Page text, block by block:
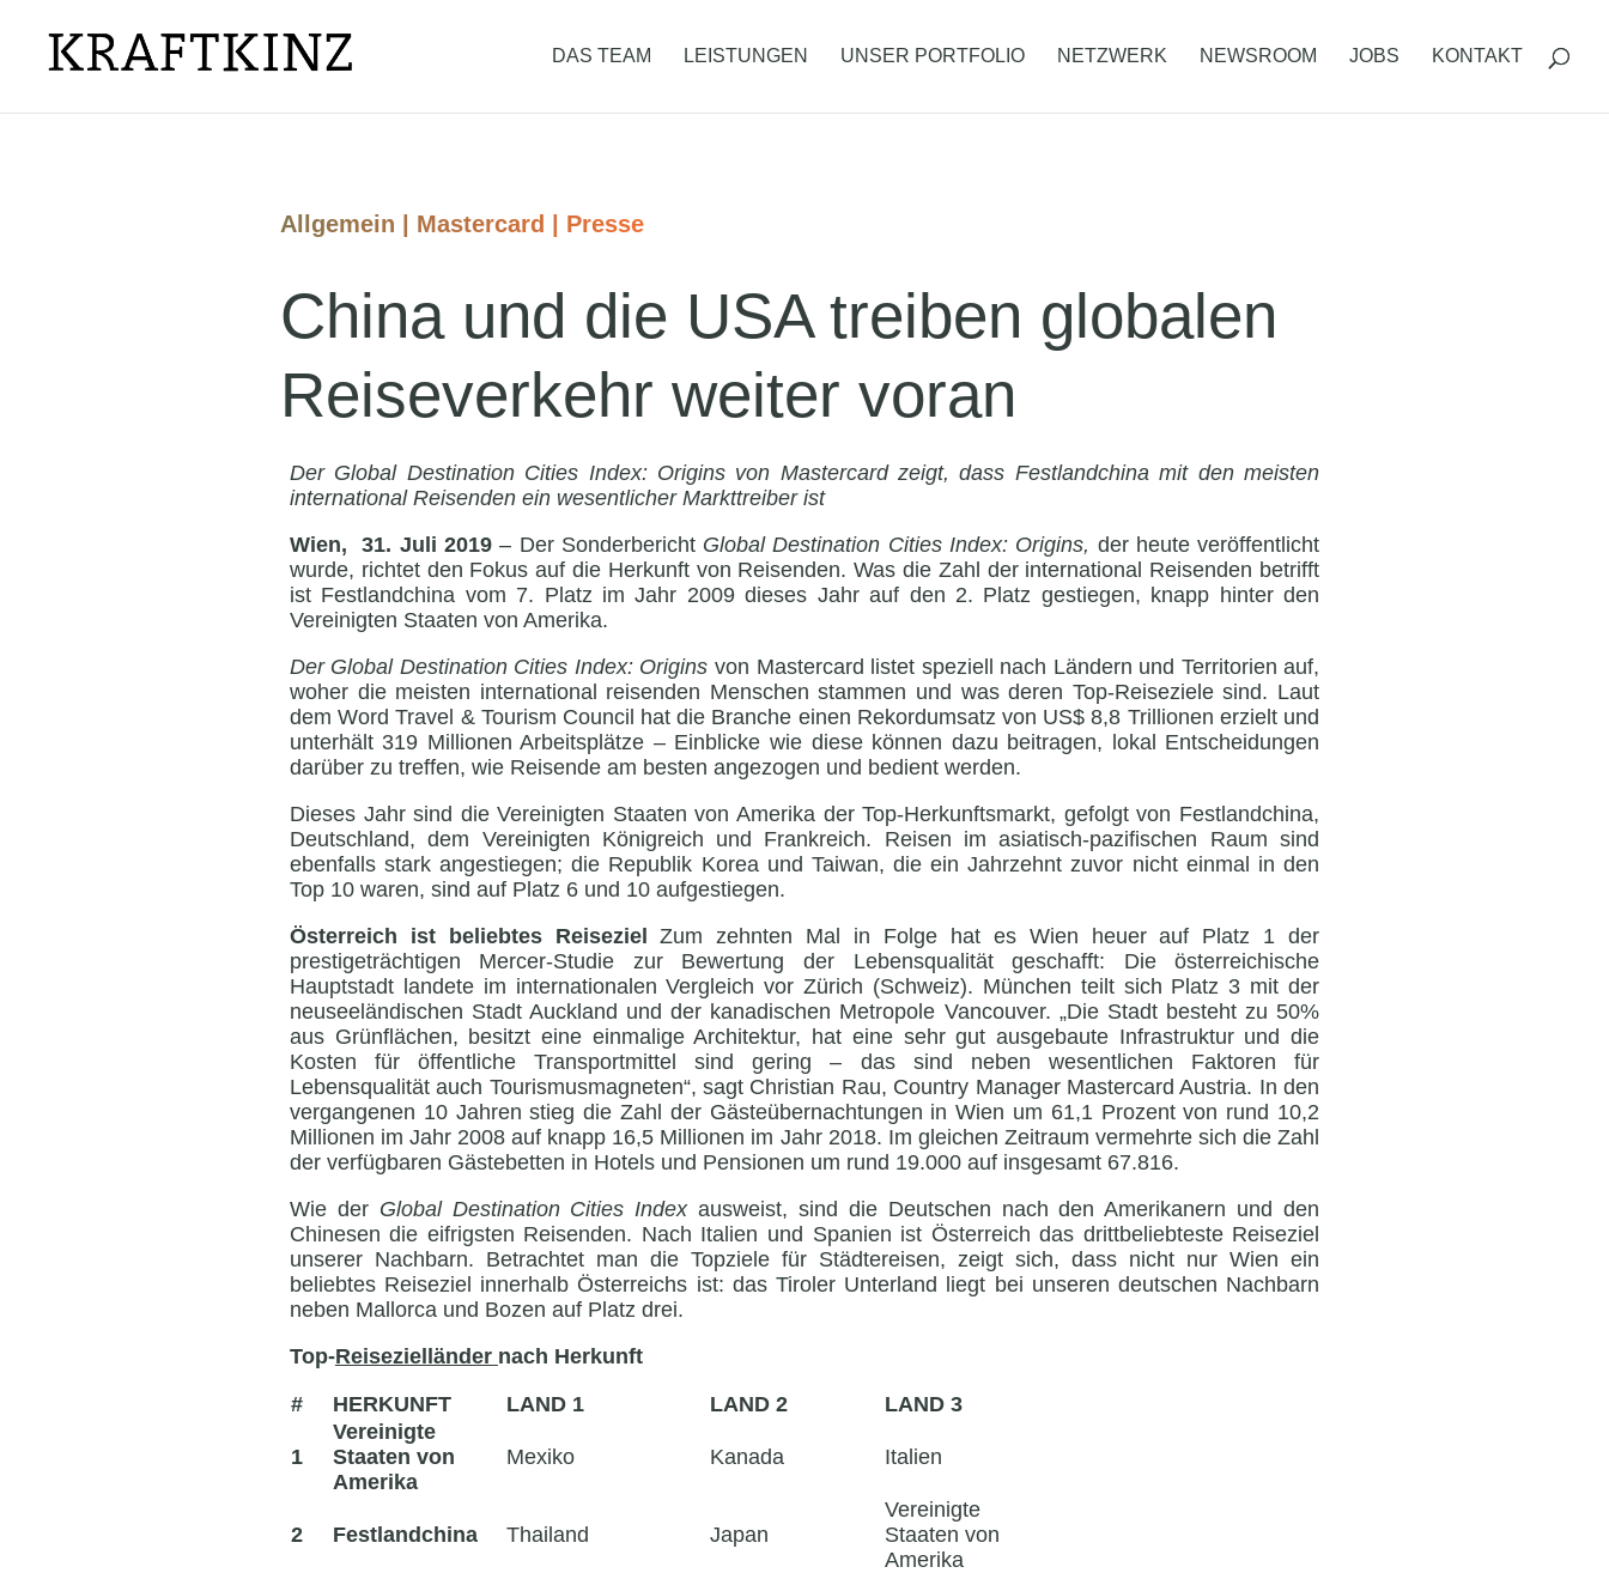
DAS TEAM LEISTUNGEN UNSER PORTFOLIO NETZWERK NEWSROOM JOBS KONTAKT
Allgemein | Mastercard | Presse
China und die USA treiben globalen
Reiseverkehr weiter voran
Der Global Destination Cities Index: Origins von Mastercard zeigt, dass Festlandchina mit den meisten
international Reisenden ein wesentlicher Markttreiber ist
Wien, 31. Juli 2019– Der Sonderbericht Global Destination Cities Index: Origins, der heute veröffentlicht
wurde, richtet den Fokus auf die Herkunft von Reisenden. Was die Zahl der international Reisenden betrifft
ist Festlandchina vom 7. Platz im Jahr 2009 dieses Jahr auf den 2. Platz gestiegen, knapp hinter den
Vereinigten Staaten von Amerika.
Der Global Destination Cities Index: Origins von Mastercard listet speziell nach Ländern und Territorien auf,
woher die meisten international reisenden Menschen stammen und was deren Top-Reiseziele sind. Laut
dem Word Travel & Tourism Council hat die Branche einen Rekordumsatz von US$ 8,8 Trillionen erzielt und
unterhält 319 Millionen Arbeitsplätze – Einblicke wie diese können dazu beitragen, lokal Entscheidungen
darüber zu treffen, wie Reisende am besten angezogen und bedient werden.
Dieses Jahr sind die Vereinigten Staaten von Amerika der Top-Herkunftsmarkt, gefolgt von Festlandchina,
Deutschland, dem Vereinigten Königreich und Frankreich. Reisen im asiatisch-pazifischen Raum sind
ebenfalls stark angestiegen; die Republik Korea und Taiwan, die ein Jahrzehnt zuvor nicht einmal in den
Top 10 waren, sind auf Platz 6 und 10 aufgestiegen.
Österreich ist beliebtes ReisezielZum zehnten Mal in Folge hat es Wien heuer auf Platz 1 der
prestigeträchtigen Mercer-Studie zur Bewertung der Lebensqualität geschafft: Die österreichische
Hauptstadt landete im internationalen Vergleich vor Zürich (Schweiz). München teilt sich Platz 3 mit der
neuseeländischen Stadt Auckland und der kanadischen Metropole Vancouver. „Die Stadt besteht zu 50%
aus Grünflächen, besitzt eine einmalige Architektur, hat eine sehr gut ausgebaute Infrastruktur und die
Kosten für öffentliche Transportmittel sind gering – das sind neben wesentlichen Faktoren für
Lebensqualität auch Tourismusmagneten“, sagt Christian Rau, Country Manager Mastercard Austria. In den
vergangenen 10 Jahren stieg die Zahl der Gästeübernachtungen in Wien um 61,1 Prozent von rund 10,2
Millionen im Jahr 2008 auf knapp 16,5 Millionen im Jahr 2018. Im gleichen Zeitraum vermehrte sich die Zahl
der verfügbaren Gästebetten in Hotels und Pensionen um rund 19.000 auf insgesamt 67.816.
Wie der Global Destination Cities Indexausweist, sind die Deutschen nach den Amerikanern und den
Chinesen die eifrigsten Reisenden. Nach Italien und Spanien ist Österreich das drittbeliebteste Reiseziel
unserer Nachbarn. Betrachtet man die Topziele für Städtereisen, zeigt sich, dass nicht nur Wien ein
beliebtes Reiseziel innerhalb Österreichs ist: das Tiroler Unterland liegt bei unseren deutschen Nachbarn
neben Mallorca und Bozen auf Platz drei.
Top-Reisezielländer nach Herkunft
#
HERKUNFT LAND 1 LAND 2 LAND 3
1
Vereinigte
Staaten von
Amerika
Mexiko Kanada Italien
2 Festlandchina Thailand Japan
Vereinigte
Staaten von
Amerika